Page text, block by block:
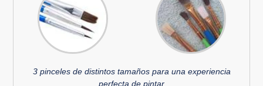
3 pinceles de distintos tamaños para una experiencia
perfecta de pintar